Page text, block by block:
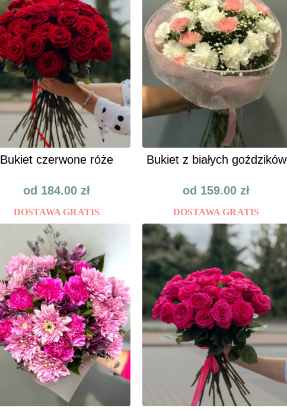
Bukiet czerwone róże
od 184.00 zł
DOSTAWA GRATIS
Bukiet z białych goździków
od 159.00 zł
DOSTAWA GRATIS